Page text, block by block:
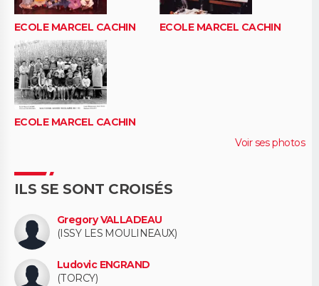
ECOLE MARCEL CACHIN ECOLE MARCEL CACHIN
ECOLE MARCEL CACHIN
Voir ses photos
ILS SE SONT CROISÉS
Gregory VALLADEAU
(ISSY LES MOULINEAUX)
Ludovic ENGRAND
(TORCY)